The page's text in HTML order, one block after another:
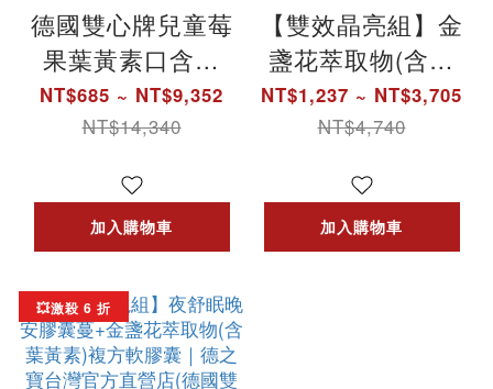
德國雙心牌兒童莓
果葉黃素口含錠
(60錠/盒)_全方位
護明配方｜德之寶
NT$685 ~ NT$9,352
NT$14,340
加入購物車
【雙效晶亮組】金
盞花萃取物(含葉
黃素)複方軟膠囊
+Omega-3深海魚
家
NT$1,237 ~ NT$3,705
NT$4,740
加入購物車
💥激殺 6 折